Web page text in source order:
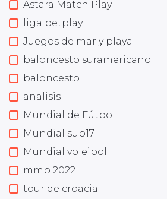
Astara Match Play
liga betplay
Juegos de mar y playa
baloncesto suramericano
baloncesto
analisis
Mundial de Fútbol
Mundial sub17
Mundial voleibol
mmb 2022
tour de croacia